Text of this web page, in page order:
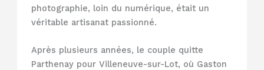
photographie, loin du numérique, était un
véritable artisanat passionné.
Après plusieurs années, le couple quitte
Parthenay pour Villeneuve-sur-Lot, où Gaston